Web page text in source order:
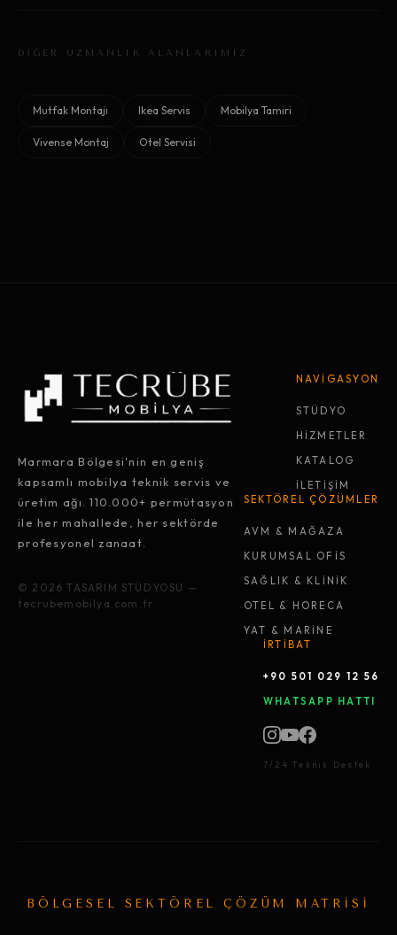
DİĞER UZMANLIK ALANLARIMIZ
Mutfak Montajı Ikea Servis Mobilya Tamiri
Vivense Montaj Otel Servisi
Marmara Bölgesi'nin en geniş
kapsamlı mobilya teknik servis ve
üretim ağı. 110.000+ permütasyon
ile her mahallede, her sektörde
profesyonel zanaat.
© 2026 TASARIM STÜDYOSU —
tecrubemobilya.com.tr
NAVİGASYON
STÜDYO
HİZMETLER
KATALOG
İLETİŞİM
SEKTÖREL ÇÖZÜMLER
AVM & MAĞAZA
KURUMSAL OFİS
SAĞLIK & KLİNİK
OTEL & HORECA
YAT & MARİNE
İRTİBAT
+90 501 029 12 56
WHATSAPP HATTI
7/24 Teknik Destek
BÖLGESEL SEKTÖREL ÇÖZÜM MATRİSİ